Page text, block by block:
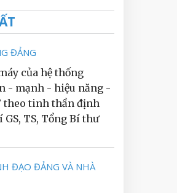
ĐẢNG
của hệ thống
- mạnh - hiệu năng -
theo tinh thần định
TS, Tổng Bí thư
ĐẠO ĐẢNG VÀ NHÀ